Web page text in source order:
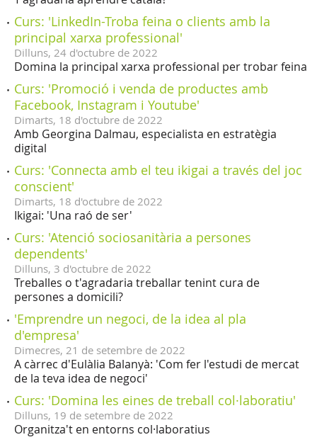
Curs: 'LinkedIn-Troba feina o clients amb la
principal xarxa professional'
Dilluns, 24 d'octubre de 2022
Domina la principal xarxa professional per trobar feina
Curs: 'Promoció i venda de productes amb
Facebook, Instagram i Youtube'
Dimarts, 18 d'octubre de 2022
Amb Georgina Dalmau, especialista en estratègia
digital
Curs: 'Connecta amb el teu ikigai a través del joc
conscient'
Dimarts, 18 d'octubre de 2022
Ikigai: 'Una raó de ser'
Curs: 'Atenció sociosanitària a persones
dependents'
Dilluns, 3 d'octubre de 2022
Treballes o t'agradaria treballar tenint cura de
persones a domicili?
'Emprendre un negoci, de la idea al pla
d'empresa'
Dimecres, 21 de setembre de 2022
A càrrec d'Eulàlia Balanyà: 'Com fer l'estudi de mercat
de la teva idea de negoci'
Curs: 'Domina les eines de treball col·laboratiu'
Dilluns, 19 de setembre de 2022
Organitza't en entorns col·laboratius